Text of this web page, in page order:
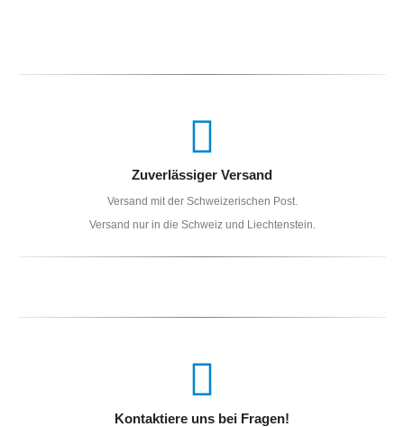
Zuverlässiger Versand
Versand mit der Schweizerischen Post.
Versand nur in die Schweiz und Liechtenstein.
Kontaktiere uns bei Fragen!